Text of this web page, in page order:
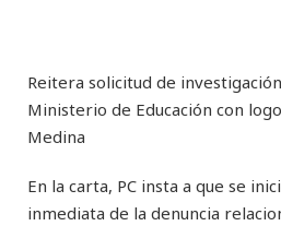
Reitera solicitud de
Ministerio de Educación con
Medina
En la carta, PC insta a que se
inmediata de la denuncia